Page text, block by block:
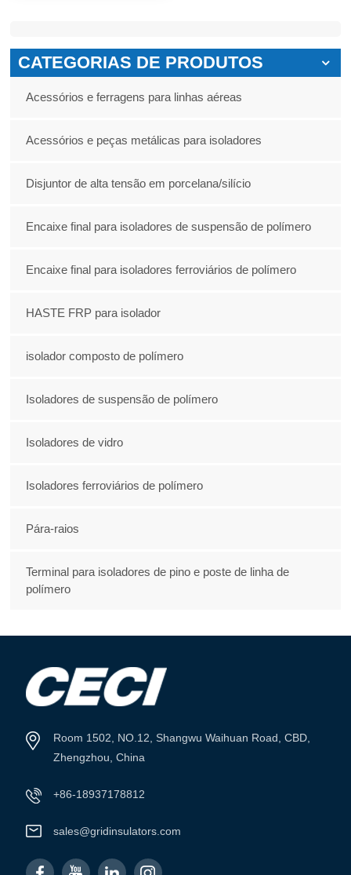
CATEGORIAS DE PRODUTOS
Acessórios e ferragens para linhas aéreas
Acessórios e peças metálicas para isoladores
Disjuntor de alta tensão em porcelana/silício
Encaixe final para isoladores de suspensão de polímero
Encaixe final para isoladores ferroviários de polímero
HASTE FRP para isolador
isolador composto de polímero
Isoladores de suspensão de polímero
Isoladores de vidro
Isoladores ferroviários de polímero
Pára-raios
Terminal para isoladores de pino e poste de linha de
polímero
Room 1502, NO.12, Shangwu Waihuan Road, CBD,
Zhengzhou, China
+86-18937178812
sales@gridinsulators.com